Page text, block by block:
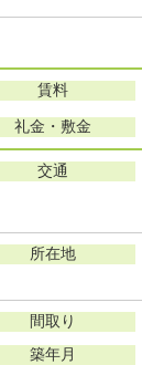
賃料
礼金・敷金
交通
所在地
間取り
築年月